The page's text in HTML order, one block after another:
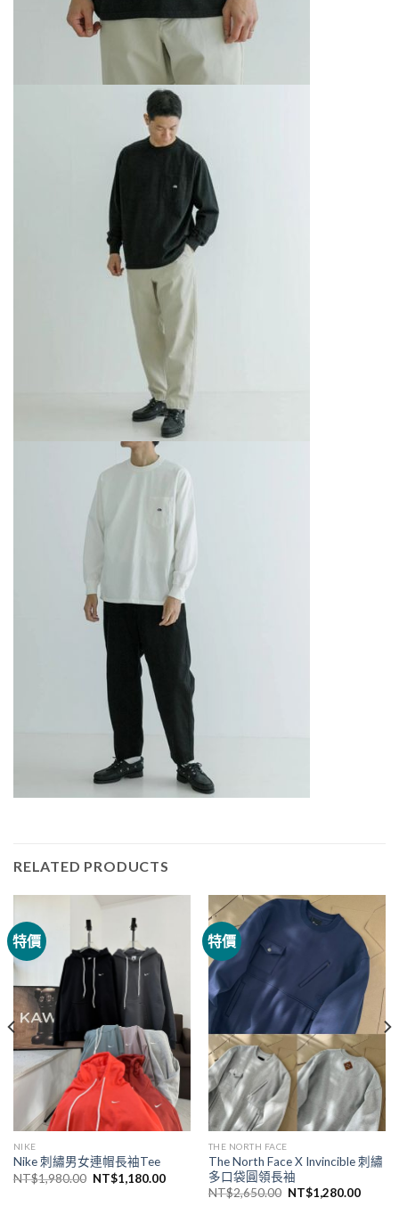
RELATED PRODUCTS
特價
NIKE
Nike 刺繡男女連帽長袖Tee
NT$1,980.00 NT$1,180.00
特價
THE NORTH FACE
The North Face X Invincible 刺繡
多口袋圓領長袖
NT$2,650.00 NT$1,280.00